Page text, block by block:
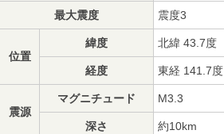
最大震度 震度3
位置
緯度 北緯 43.7度
経度 東経 141.7度
震源
マグニチュード M3.3
深さ 約10km